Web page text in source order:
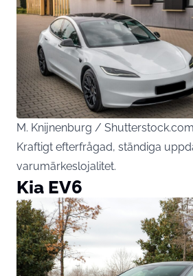
M. Knijnenburg / Shutterstock.com
Kraftigt efterfrågad, ständiga
varumärkeslojalitet.
Kia EV6